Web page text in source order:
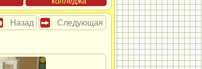
Назад Следующая